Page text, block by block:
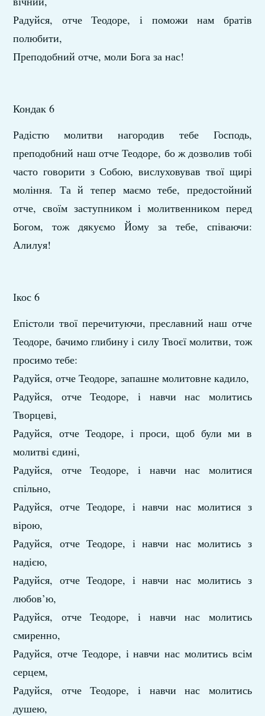
Радуйся, отче Теодоре, і поможи нам братів
полюбити,
Преподобний отче, моли Бога за нас!
Кондак 6
Радістю молитви нагородив тебе Господь,
преподобний наш отче Теодоре, бо ж дозволив тобі
часто говорити з Собою, вислуховував твої щирі
моління. Та й тепер маємо тебе, предостойний
отче, своїм заступником і молитвенником перед
Богом, тож дякуємо Йому за тебе, співаючи:
Алилуя!
Ікос 6
Епістоли твої перечитуючи, преславний наш отче
Теодоре, бачимо глибину і силу Твоєї молитви, тож
просимо тебе:
Радуйся, отче Теодоре, запашне молитовне кадило,
Радуйся, отче Теодоре, і навчи нас молитись
Творцеві,
Радуйся, отче Теодоре, і проси, щоб були ми в
молитві єдині,
Радуйся, отче Теодоре, і навчи нас молитися
спільно,
Радуйся, отче Теодоре, і навчи нас молитися з
вірою,
Радуйся, отче Теодоре, і навчи нас молитись з
надією,
Радуйся, отче Теодоре, і навчи нас молитись з
любов’ю,
Радуйся, отче Теодоре, і навчи нас молитись
смиренно,
Радуйся, отче Теодоре, і навчи нас молитись всім
серцем,
Радуйся, отче Теодоре, і навчи нас молитись
душею,